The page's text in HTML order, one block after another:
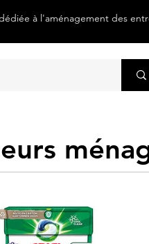
à l'aménagement des